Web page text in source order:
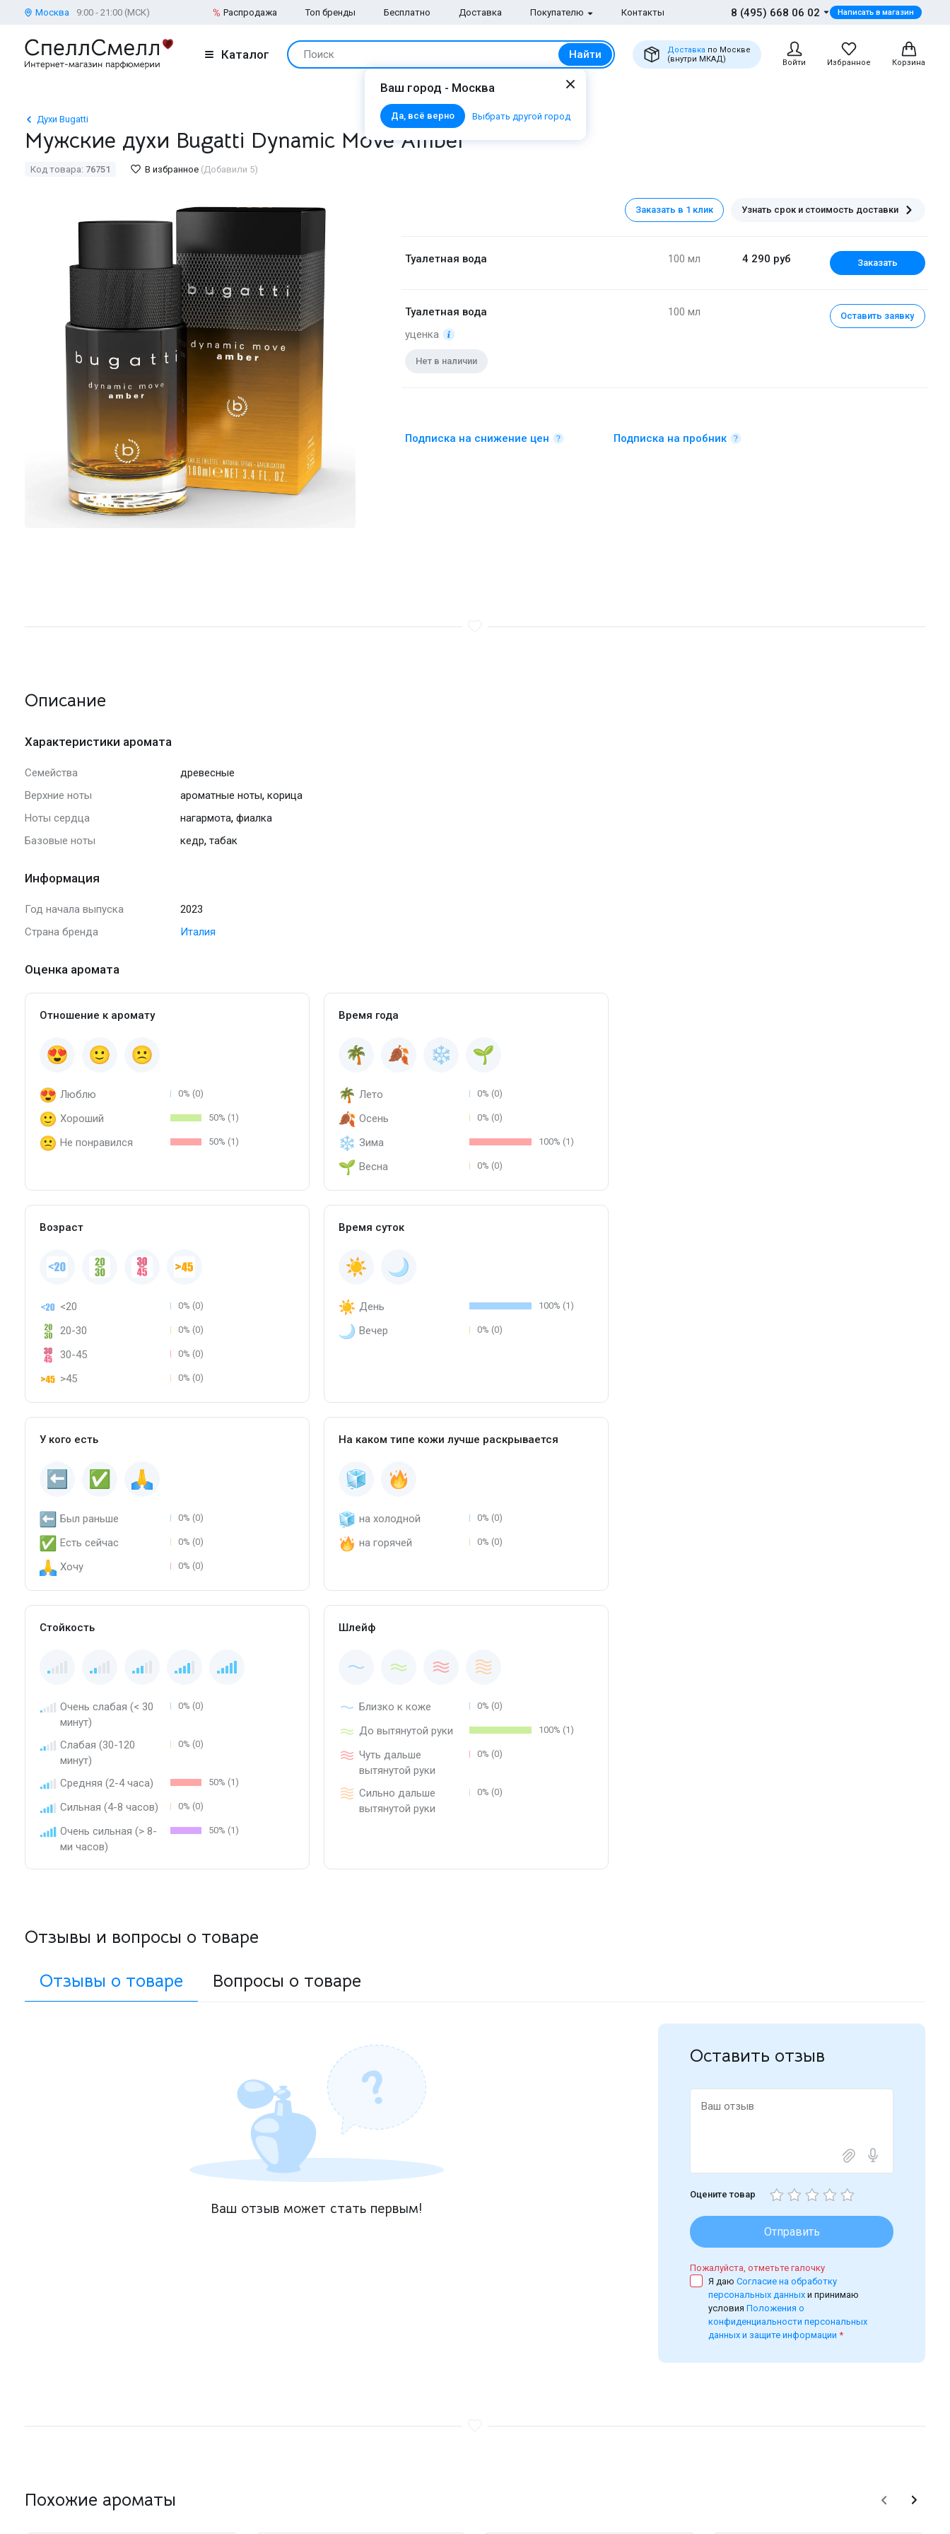
Москва 9:00 - 21:00 (МСК) Распродажа Топ бренды Бесплатно Доставка Покупателю Контакты 8 (495) 668 06 02 Написать в магазин
Каталог Поиск Найти Доставка по Москве
(внутри МКАД)
Войти Избранное Корзина
Ваш город - Москва
Да, всё верно Выбрать другой город
Духи Bugatti
Мужские духи Bugatti Dynamic Move Amber
Код товара: 76751 В избранное (Добавили 5)
Заказать в 1 клик Узнать срок и стоимость доставки
Туалетная вода 4 290 руб
100 мл Заказать
Туалетная вода
уценка
Нет в наличии
100 мл Оставить заявку
Подписка на снижение цен Подписка на пробник
Описание
Характеристики аромата
Семейства
древесные
Верхние ноты
ароматные ноты, корица
Ноты сердца
нагармота, фиалка
Базовые ноты
кедр, табак
Информация
Год начала выпуска
2023
Страна бренда
Италия
Оценка аромата
Отношение к аромату
Люблю 0% (0)
Хороший 50% (1)
Не понравился 50% (1)
Время года
Лето 0% (0)
Осень 0% (0)
Зима 100% (1)
Весна 0% (0)
Возраст
<20 0% (0)
20-30 0% (0)
30-45 0% (0)
>45 0% (0)
Время суток
День 100% (1)
Вечер 0% (0)
У кого есть
Был раньше 0% (0)
Есть сейчас 0% (0)
Хочу 0% (0)
На каком типе кожи лучше раскрывается
на холодной 0% (0)
на горячей 0% (0)
Стойкость
Очень слабая (< 30
минут)
0% (0)
Слабая (30-120
минут)
0% (0)
Средняя (2-4 часа) 50% (1)
Сильная (4-8 часов) 0% (0)
Очень сильная (> 8-
ми часов)
50% (1)
Шлейф
Близко к коже 0% (0)
До вытянутой руки 100% (1)
Чуть дальше
вытянутой руки
0% (0)
Сильно дальше
вытянутой руки
0% (0)
Отзывы и вопросы о товаре
Отзывы о товаре
Вопросы о товаре
Ваш отзыв может стать первым!
Оставить отзыв
Оцените товар
Отправить
Пожалуйста, отметьте галочку
Я даюСогласие на обработку
персональных данныхи принимаю
условияПоложения о
конфиденциальности персональных
данных и защите информации *
Похожие ароматы